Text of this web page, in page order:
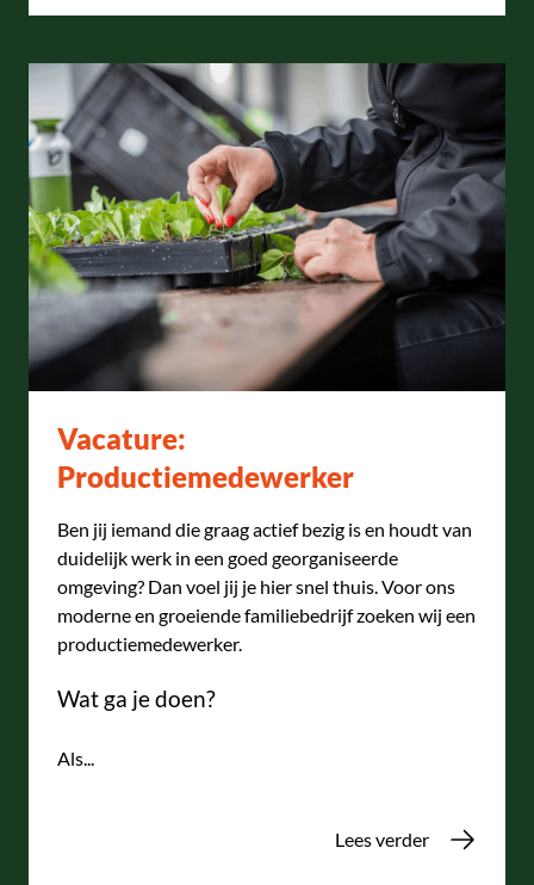
Vacature:
Productiemedewerker
Ben jij iemand die graag actief bezig is en houdt van
duidelijk werk in een goed georganiseerde
omgeving? Dan voel jij je hier snel thuis. Voor ons
moderne en groeiende familiebedrijf zoeken wij een
productiemedewerker.
Wat ga je doen?
Als...
Lees verder